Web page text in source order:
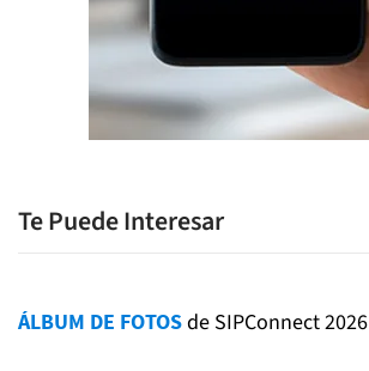
Te Puede Interesar
ÁLBUM DE FOTOSde SIPConnect 2026